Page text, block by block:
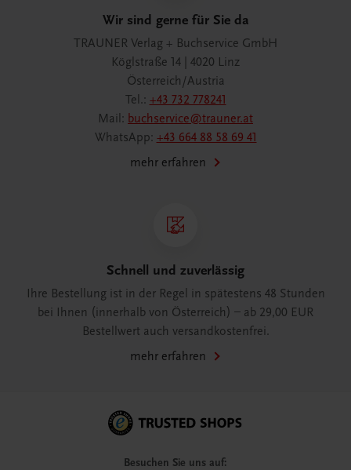
Wir sind gerne für Sie da
TRAUNER Verlag + Buchservice GmbH
Köglstraße 14 | 4020 Linz
Österreich/Austria
Tel.: +43 732 778241
Mail: buchservice@trauner.at
WhatsApp: +43 664 88 58 69 41
mehr erfahren
Schnell und zuverlässig
Ihre Bestellung ist in der Regel in spätestens 48 Stunden
bei Ihnen (innerhalb von Österreich) – ab 29,00 EUR
Bestellwert auch versandkostenfrei.
mehr erfahren
Besuchen Sie uns auf: